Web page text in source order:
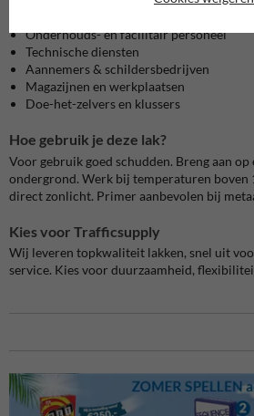
Onderhouds- en facilitair personeel
Technische diensten
Aannemers & schildersbedrijven
Magazijnen en werkplaatsen
Doe-het-zelvers en klussers
Hoe gebruik je deze lak?
Voor gebruik goed schudden. Breng aan op
ondergrond. Werk bij temperaturen boven
direct zonlicht. Primer aanbevolen bij
Kies voor Trafficsupply
Wij leveren topkwaliteit lakken, snel uit
service. Kies voor duurzaamheid,